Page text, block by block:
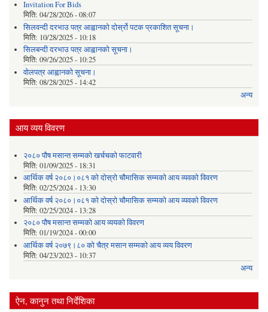
Invitation For Bids
मिति: 04/28/2026 - 08:07
सिलवन्दी दरभाउ पत्र आह्वानको दोर्स्रो पटक प्रकाशित सूचना।
मिति: 10/28/2025 - 10:18
सिलबन्दी दरभाउ पत्र आह्वानको सूचना।
मिति: 09/26/2025 - 10:25
वोलपत्र आह्वानको सूचना।
मिति: 08/28/2025 - 14:42
अन्य
आय व्यय विवरण
२०८० पौष मसान्त सम्मको खर्चचको फाटवारी
मिति: 01/09/2025 - 18:31
आर्थिक वर्ष २०८०।०८१ को दोस्रो चौमासिक सम्मको आय व्यवको विवरण
मिति: 02/25/2024 - 13:30
आर्थिक वर्ष २०८०।०८१ को दोस्रो चौमासिक सम्मको आय व्यवको विवरण
मिति: 02/25/2024 - 13:28
२०८० पौष मसान्त सम्मको आय व्ययको विवरण
मिति: 01/19/2024 - 00:00
आर्थिक वर्ष २०७९।८० को चैत्र मसान सम्मको आय व्यय विवरण
मिति: 04/23/2023 - 10:37
अन्य
ऐन, कानुन तथा निर्देशिका